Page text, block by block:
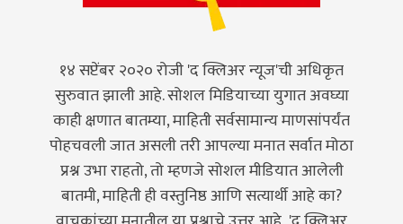
१४ सप्टेंबर २०२० रोजी 'द क्लिअर न्यूज'ची अधिकृत
सुरुवात झाली आहे. सोशल मिडियाच्या युगात अवघ्या
काही क्षणात बातम्या, माहिती सर्वसामान्य माणसांपर्यंत
पोहचवली जात असली तरी आपल्या मनात सर्वात मोठा
प्रश्न उभा राहतो, तो म्हणजे सोशल मीडियात आलेली
बातमी, माहिती ही वस्तुनिष्ठ आणि सत्यार्थी आहे का?